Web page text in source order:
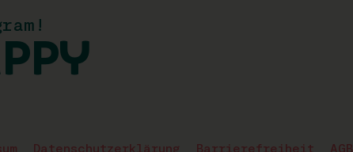
Datenschutzerklärung Barrierefreiheit AGB